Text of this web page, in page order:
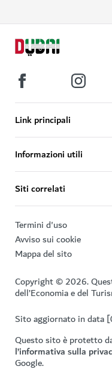
Link principali
Informazioni utili
Siti correlati
Termini d'uso
Avviso sui cookie
Mappa del sito
Copyright © 2026.
dell’Economia e del
Sito aggiornato in
Questo sito è protetto
l’informativa sulla
Google.